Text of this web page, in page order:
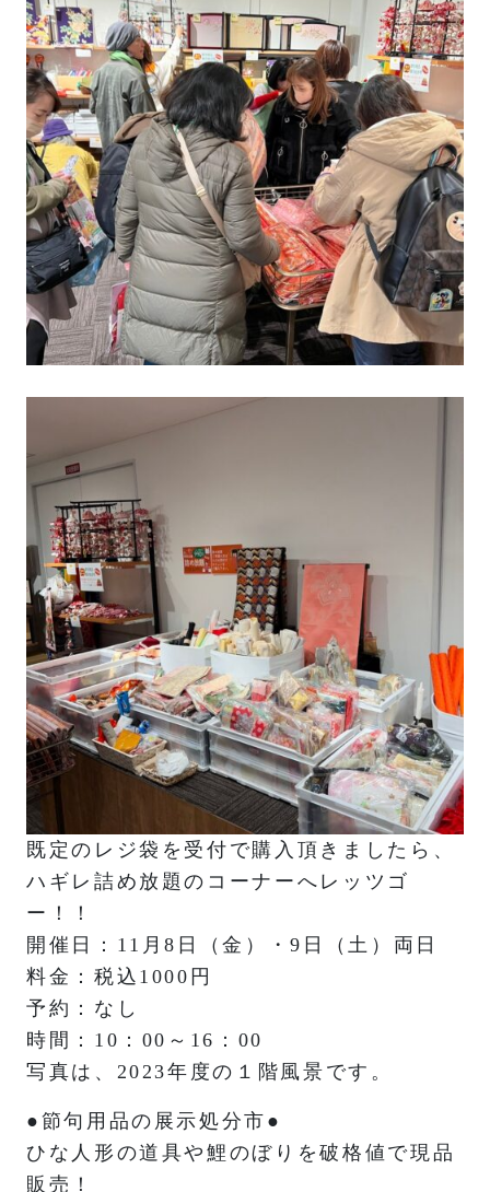
既定のレジ袋を受付で購入頂きましたら、
ハギレ詰め放題のコーナーへレッツゴ
ー！！
開催日：11月8日（金）・9日（土）両日
料金：税込1000円
予約：なし
時間：10：00～16：00
写真は、2023年度の１階風景です。
●節句用品の展示処分市●
ひな人形の道具や鯉のぼりを破格値で現品
販売！